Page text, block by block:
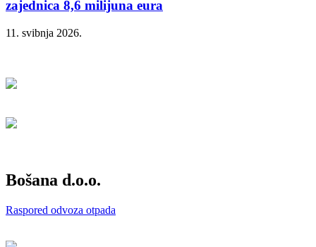
zajednica 8,6 milijuna eura
11. svibnja 2026.
Bošana d.o.o.
Raspored odvoza otpada